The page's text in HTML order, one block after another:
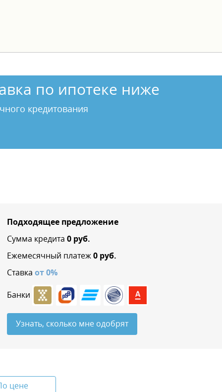
по ипотеке ниже
кредитования
Подходящее предложение
Сумма кредита 0 руб.
Ежемесячный платеж 0 руб.
Ставка от0%
Банки
Узнать, сколько мне одобрят
цене